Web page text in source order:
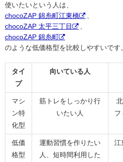
使いたいという人は、
chocoZAP 錦糸町江東橋
chocoZAP 太平三丁目
chocoZAP 錦糸町
のような低価格型を比較しやすいです。
タイ
プ
向いている人
マシ
ン特
化型
筋トレをしっかり行
いたい人
フ
低価
格型
運動習慣を作りたい
人、短時間利用した
江